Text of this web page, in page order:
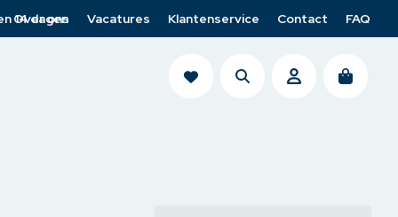
14 dagen
Over ons Vacatures Klantenservice Contact FAQ